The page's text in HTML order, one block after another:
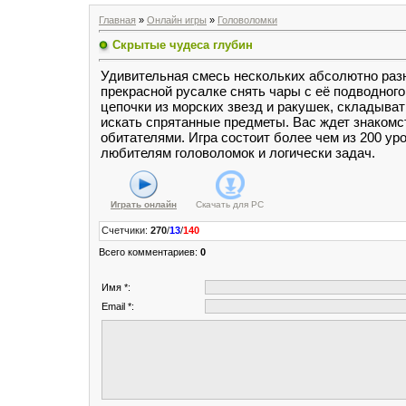
Главная » Онлайн игры » Головоломки
Скрытые чудеса глубин
Удивительная смесь нескольких абсолютно
прекрасной русалке снять чары с её
цепочки из морских звезд и ракушек,
искать спрятанные предметы. Вас ждет
обитателями. Игра состоит более чем из 200
любителям головоломок и логически задач.
Играть онлайн Скачать для PC
Счетчики: 270/13/140
Всего комментариев: 0
Имя *:
Email *: